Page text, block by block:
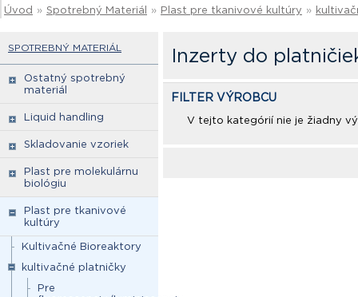
Úvod » Spotrebný Materiál » Plast pre tkanivové kultúry »
SPOTREBNÝ MATERIÁL
Ostatný spotrebný
materiál
Liquid handling
Skladovanie vzoriek
Plast pre molekulárnu
biológiu
Plast pre tkanivové
kultúry
Kultivačné Bioreaktory
kultivačné platničky
Pre
Inzerty do
FILTER VÝROBCU
V tejto kategórií nie je žiadny